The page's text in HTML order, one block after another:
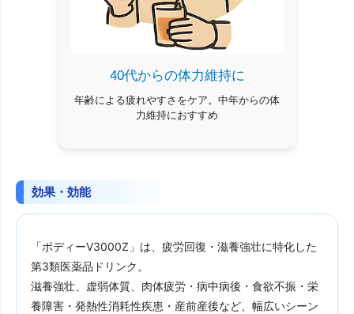
40代からの体力維持に
年齢による疲れやすさをケア。中年からの体
力維持におすすめ
効果・効能
「ボディーV3000Z」は、疲労回復・滋養強壮に特化した
第3類医薬品ドリンク。
滋養強壮、虚弱体質、肉体疲労・病中病後・食欲不振・栄
養障害・発熱性消耗性疾患・産前産後など、幅広いシーン